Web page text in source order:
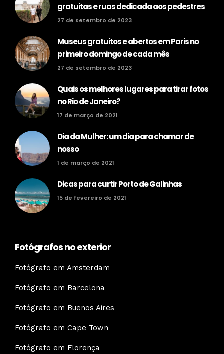
gratuitas e ruas dedicada aos pedestres
27 de setembro de 2023
Museus gratuitos e abertos em Paris no
primeiro domingo de cada mês
27 de setembro de 2023
Quais os melhores lugares para tirar fotos
no Rio de Janeiro?
17 de março de 2021
Dia da Mulher: um dia para chamar de
nosso
1 de março de 2021
Dicas para curtir Porto de Galinhas
15 de fevereiro de 2021
Fotógrafos no exterior
Fotógrafo em Amsterdam
Fotógrafo em Barcelona
Fotógrafo em Buenos Aires
Fotógrafo em Cape Town
Fotógrafo em Florença